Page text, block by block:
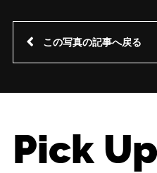
この写真の記事へ戻る
Pick Up